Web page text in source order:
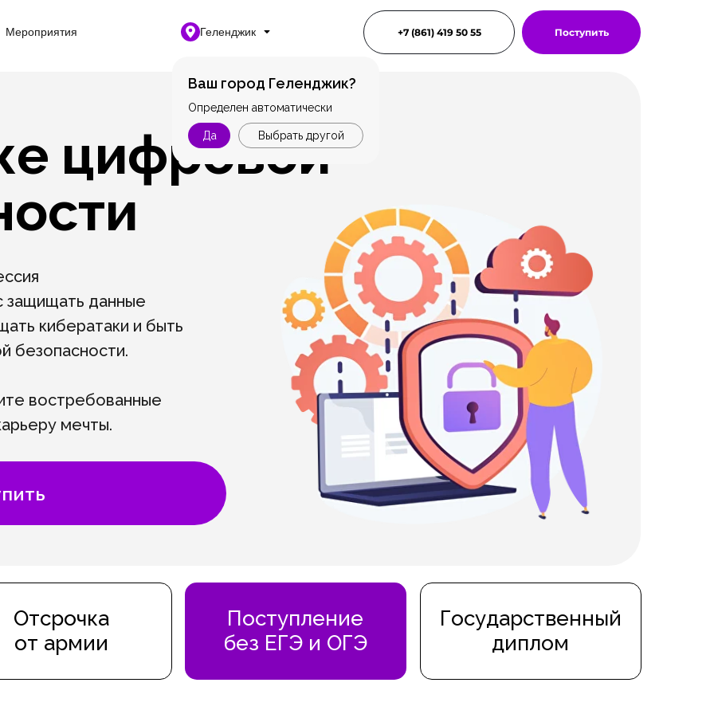
Мероприятия Геленджик +7 (861) 419 50 55 Поступить
Ваш город Геленджик?
Да Выбрать другой
Определен автоматически
защищать данные
кибератаки и быть
безопасности.
востребованные
мечты.
цифровой
Государственный
диплом
Отсрочка
от армии
Поступление
без ЕГЭ и ОГЭ
ФГОС,
обучение создано
и под актуальные
навыки на
что используется в
безопасность.
получите